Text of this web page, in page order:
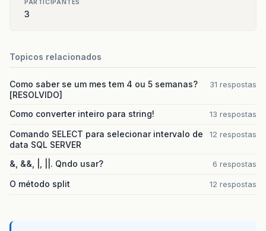
PARTICIPANTES
3
Topicos relacionados
Como saber se um mes tem 4 ou 5 semanas?
[RESOLVIDO]
31 respostas
Como converter inteiro para string! 13 respostas
Comando SELECT para selecionar intervalo de
data SQL SERVER
12 respostas
&, &&, |, ||. Qndo usar? 6 respostas
O método split 12 respostas